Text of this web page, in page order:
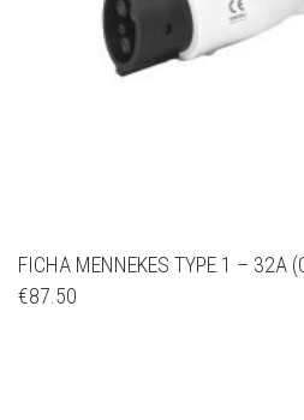
FICHA MENNEKES TYPE 1 – 32A
€87.50